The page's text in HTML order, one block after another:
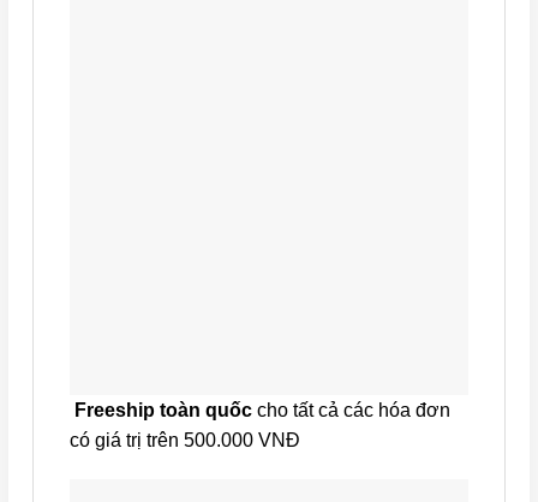
Freeship toàn quốc cho tất cả các hóa đơn
có giá trị trên 500.000 VNĐ